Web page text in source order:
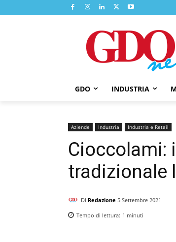
GDO INDUSTRIA
Aziende Industria Industria e Retail
Cioccolami:
tradizionale
Di Redazione 5 Settembre 2021
Tempo di lettura: 1 minuti